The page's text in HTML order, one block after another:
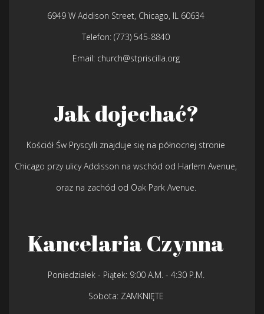
6949 W Addison Street, Chicago, IL 60634
Telefon: (773) 545-8840
Email: church@stpriscilla.org
Jak dojechać?
Kościół Św Pryscylli znajduje się na północnej stronie
Chicago przy ulicy Addisson na wschód od Harlem Avenue,
oraz na zachód od Oak Park Avenue.
Kancelaria Czynna
Poniedziałek - Piątek: 9:00 A.M. - 4:30 P.M.
Sobota: ZAMKNIĘTE